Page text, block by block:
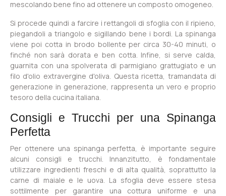
mescolando bene fino ad ottenere un composto omogeneo.
Si procede quindi a farcire i rettangoli di sfoglia con il ripieno,
piegandoli a triangolo e sigillando bene i bordi. La spinanga
viene poi cotta in brodo bollente per circa 30-40 minuti, o
finché non sarà dorata e ben cotta. Infine, si serve calda,
guarnita con una spolverata di parmigiano grattugiato e un
filo d'olio extravergine d'oliva. Questa ricetta, tramandata di
generazione in generazione, rappresenta un vero e proprio
tesoro della cucina italiana.
Consigli e Trucchi per una Spinanga
Perfetta
Per ottenere una spinanga perfetta, è importante seguire
alcuni consigli e trucchi. Innanzitutto, è fondamentale
utilizzare ingredienti freschi e di alta qualità, soprattutto la
carne di maiale e le uova. La sfoglia deve essere stesa
sottilmente per garantire una cottura uniforme e una